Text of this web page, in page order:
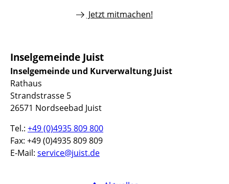
Jetzt mitmachen!
Inselgemeinde Juist
Inselgemeinde und Kurverwaltung Juist
Rathaus
Strandstrasse 5
26571 Nordseebad Juist
Tel.: +49 (0)4935 809 800
Fax: +49 (0)4935 809 809
E-Mail: service@juist.de